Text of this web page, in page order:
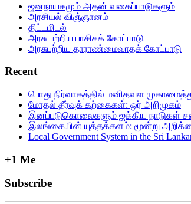
ஜனநாயகமும் அதன் வகைப்பாடுகளும்
அரசியல் விஞ்ஞானம்
திட்டமிடல்
அரசு பற்றிய பாசிசக் கோட்பாடு
அரசுபற்றிய தாராண்மைவாதக் கோட்பாடு
Recent
பொது நிர்வாகத்தில்‌ மனிதவள
மோதல் தீர்வுக் கற்கைகள்: ஒர் அறிமுகம்
இனப்படுகொலைகளும் ஐக்கிய நாடுகள்
இலங்கையின் யுத்தக்களம்: மூன்று
Local Government System in the Sri
+1 Me
Subscribe